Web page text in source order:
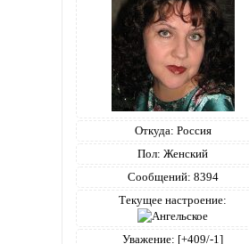
Откуда: Россия
Пол: Женский
Сообщений: 8394
Текущее настроение:
Уважение: [+409/-1]